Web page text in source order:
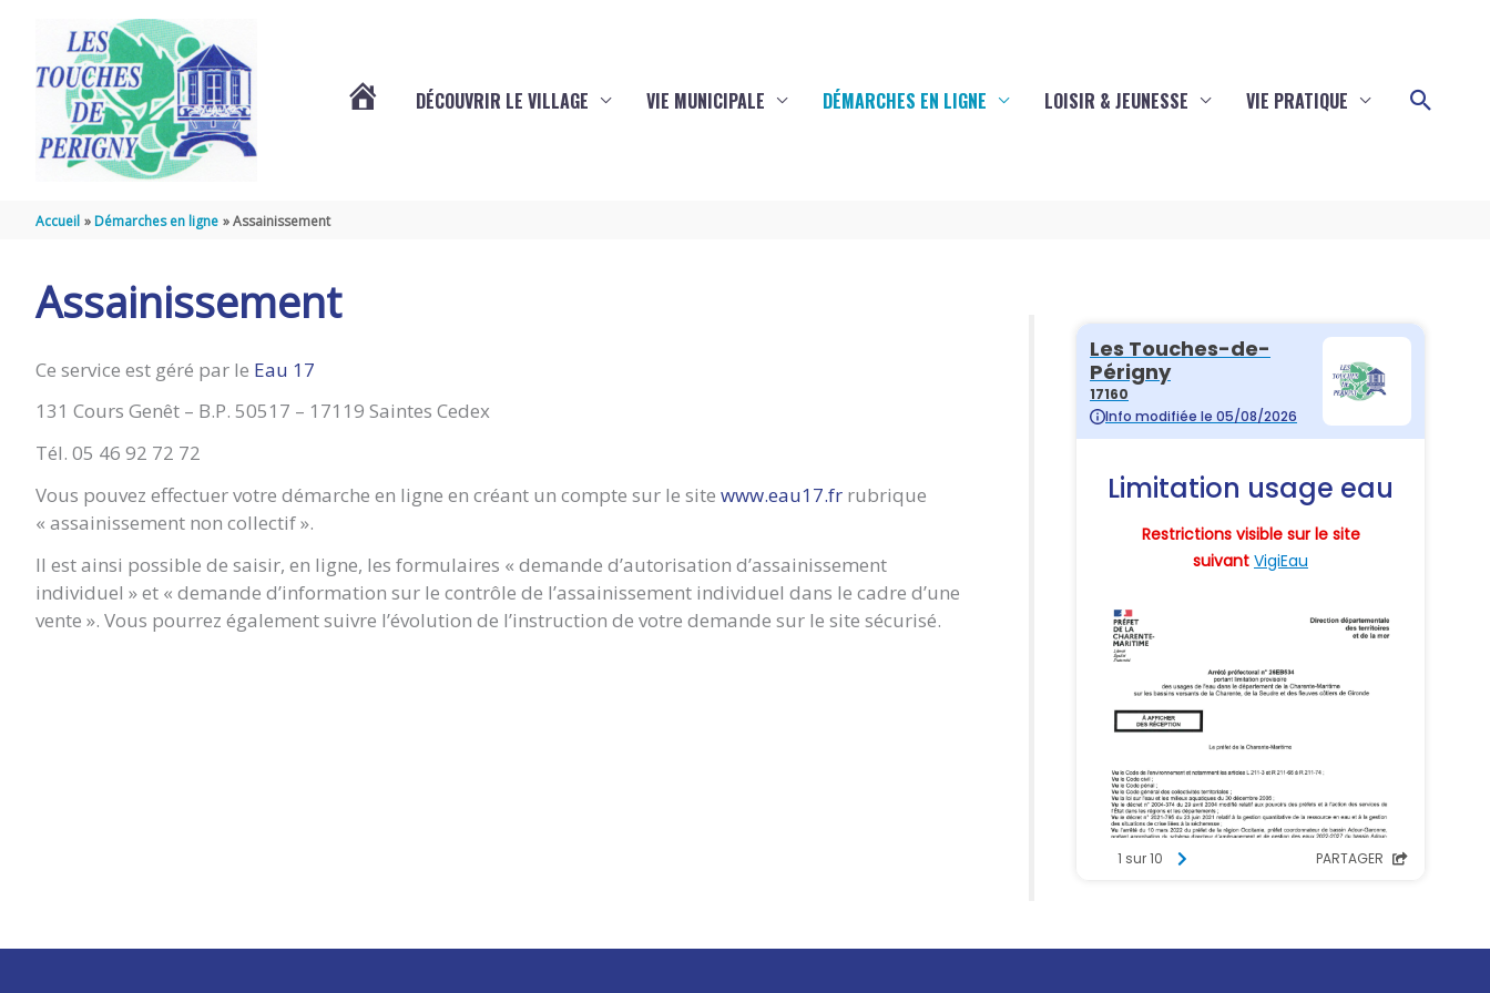
DE
PÉRIGNY
DÉCOUVRIR LE VILLAGE VIE MUNICIPALE DÉMARCHES EN LIGNE LOISIR & JEUNESSE VIE PRATIQUE
Accueil Démarches en ligne Assainissement
Assainissement
Ce service est géré par le Eau 17
131 Cours Genêt – B.P. 50517 – 17119 Saintes Cedex
Tél. 05 46 92 72 72
Vous pouvez effectuer votre démarche en ligne en créant un compte sur le site www.eau17.fr rubrique
« assainissement non collectif ».
Il est ainsi possible de saisir, en ligne, les formulaires « demande d’autorisation d’assainissement
individuel » et « demande d’information sur le contrôle de l’assainissement individuel dans le cadre d’une
vente ». Vous pourrez également suivre l’évolution de l’instruction de votre demande sur le site sécurisé.